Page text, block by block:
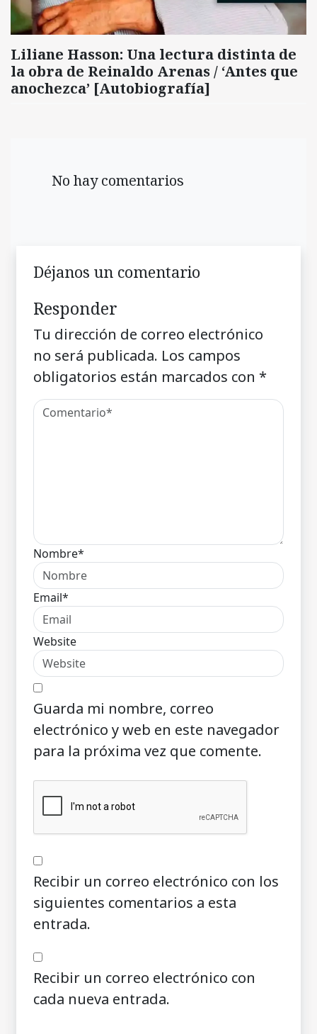
Liliane Hasson: Una lectura distinta de
la obra de Reinaldo Arenas / ‘Antes que
anochezca’ [Autobiografía]
No hay comentarios
Déjanos un comentario
Responder
Tu dirección de correo electrónico
no será publicada. Los campos
obligatorios están marcados con *
Nombre*
Email*
Website
Guarda mi nombre, correo
electrónico y web en este navegador
para la próxima vez que comente.
Recibir un correo electrónico con los
siguientes comentarios a esta
entrada.
Recibir un correo electrónico con
cada nueva entrada.